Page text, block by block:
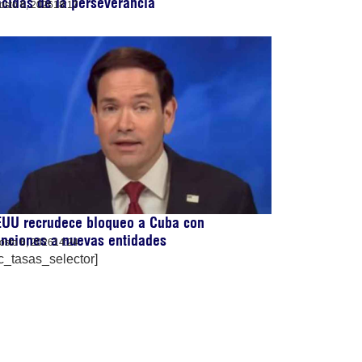
6, 202618:17
recrudece bloqueo a Cuba con
a nuevas entidades
6, 202614:24